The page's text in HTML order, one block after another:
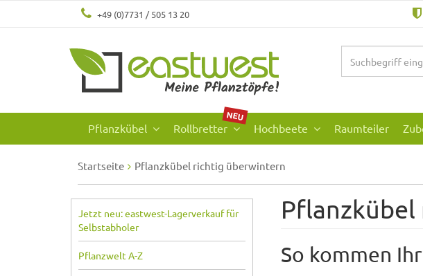
+49 (0)7731 / 505 13 20
Pflanzkübel Rollbretter
NEU
Hochbeete Raumteiler
Startseite Pflanzkübel richtig überwintern
Jetzt neu: eastwest-Lagerverkauf für
Selbstabholer
Pflanzwelt A-Z So kommen